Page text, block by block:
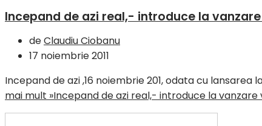
Incepand de azi real,- introduce la
deClaudiu Ciobanu
17 noiembrie 2011
Incepand de azi ,16 noiembrie 201, odata cu
mai mult »Incepand de azi real,- introduce la vanzare